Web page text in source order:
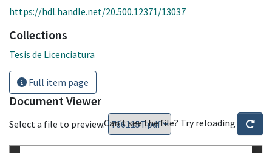
https://hdl.handle.net/20.500.12371/13037
Collections
Tesis de Licenciatura
Full item page
Document Viewer
Select a file to preview:Can't see the file? Try reloading